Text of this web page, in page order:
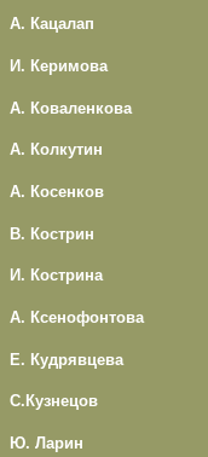
А. Кацалап
И. Керимова
А. Коваленкова
А. Колкутин
А. Косенков
В. Кострин
И. Кострина
А. Ксенофонтова
Е. Кудрявцева
С.Кузнецов
Ю. Ларин